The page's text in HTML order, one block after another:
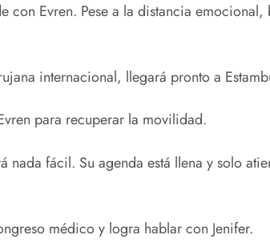
con Evren. Pese a la distancia emocional,
internacional, llegará pronto a
para recuperar la movilidad.
nada fácil. Su agenda está llena y solo
médico y logra hablar con Jenifer.